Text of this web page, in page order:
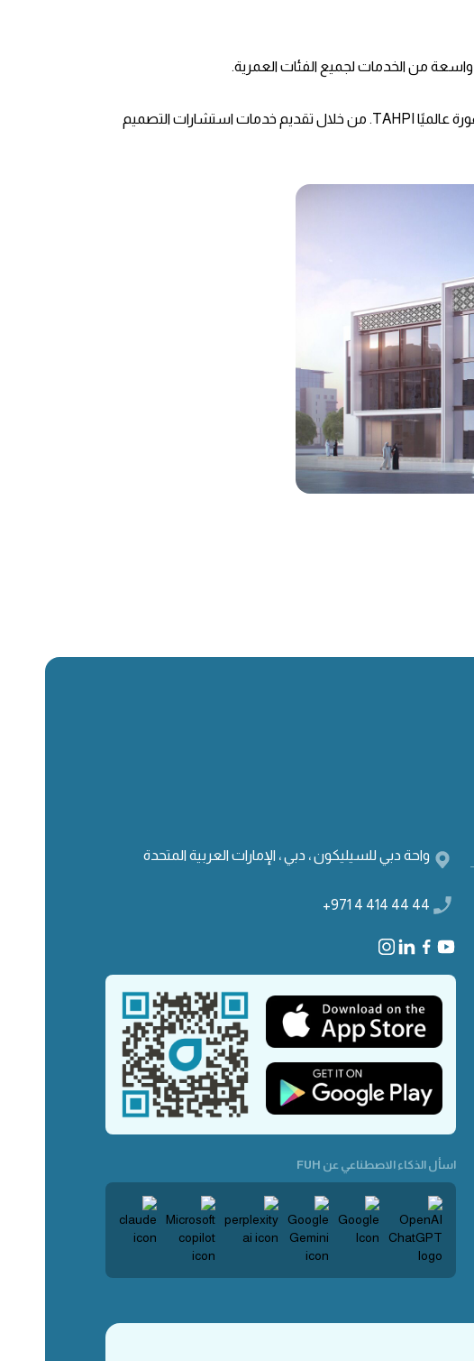
خلال معرض ومؤتمر الصحة العربي 2023، أقام مستشفى فقيه الجامعي شراكة مع منظمة التخطيط الصحي المشهورة عالميًا TAHPI. من خلال تقديم خدمات استشارات التصميم
واحة دبي للسيليكون ، دبي ، الإمارات العربية المتحدة
+971 4 414 44 44
اسأل الذكاء الاصطناعي عن FUH